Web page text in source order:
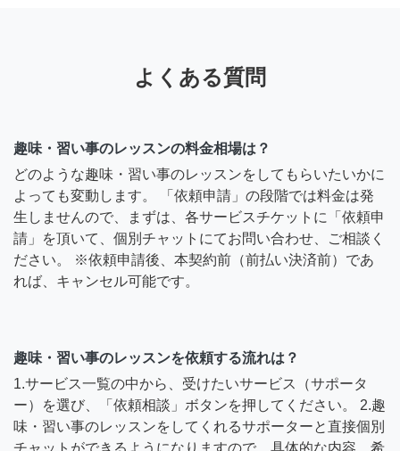
よくある質問
趣味・習い事のレッスンの料金相場は？
どのような趣味・習い事のレッスンをしてもらいたいかに
よっても変動します。 「依頼申請」の段階では料金は発
生しませんので、まずは、各サービスチケットに「依頼申
請」を頂いて、個別チャットにてお問い合わせ、ご相談く
ださい。 ※依頼申請後、本契約前（前払い決済前）であ
れば、キャンセル可能です。
趣味・習い事のレッスンを依頼する流れは？
1.サービス一覧の中から、受けたいサービス（サポータ
ー）を選び、「依頼相談」ボタンを押してください。 2.趣
味・習い事のレッスンをしてくれるサポーターと直接個別
チャットができるようになりますので、具体的な内容、希